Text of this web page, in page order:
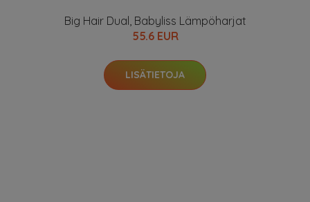
Big Hair Dual, Babyliss Lämpöharjat
55.6 EUR
LISÄTIETOJA